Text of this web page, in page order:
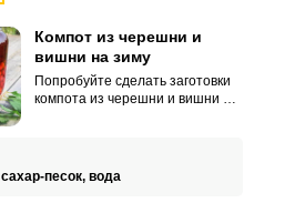
Компот из черешни и
вишни на зиму
Попробуйте сделать заготовки
компота из черешни и вишни на
с красивым бургундским
оттенком. Из указанного
сахар-песок, вода